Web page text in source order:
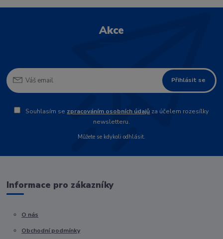
Akce
Přihlásit se
Souhlasím se zpracováním osobních údajů za účelem rozesílky
newsletteru.
Můžete se kdykoli odhlásit.
Informace pro zákazníky
O nás
Obchodní podmínky